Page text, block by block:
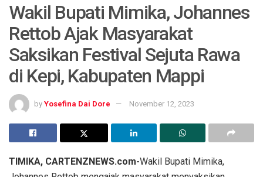
Wakil Bupati Mimika, Johannes
Rettob Ajak Masyarakat
Saksikan Festival Sejuta Rawa
di Kepi, Kabupaten Mappi
by Yosefina Dai Dore November 12, 2023
TIMIKA, CARTENZNEWS.com-Wakil Bupati Mimika,